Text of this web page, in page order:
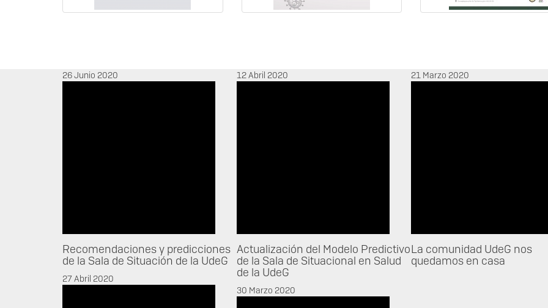
26 Junio 2020
Recomendaciones y predicciones
de la Sala de Situación de la UdeG
27 Abril 2020
12 Abril 2020
Actualización del Modelo Predictivo
de la Sala de Situacional en Salud
de la UdeG
30 Marzo 2020
21 Marzo 2020
La comunidad UdeG nos
quedamos en casa